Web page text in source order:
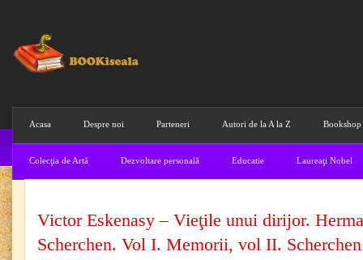
Acasa Despre noi Parteneri Autori de la A la Z Bookshop
Colecţia de Artă Dezvoltare personală Educatie Laureaţi Nobel
Victor Eskenasy – Vieţile unui dirijor.
Scherchen. Vol I. Memorii, vol II.